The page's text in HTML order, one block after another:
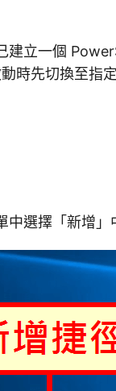
建立一個
時先切換至指
選擇「新增」